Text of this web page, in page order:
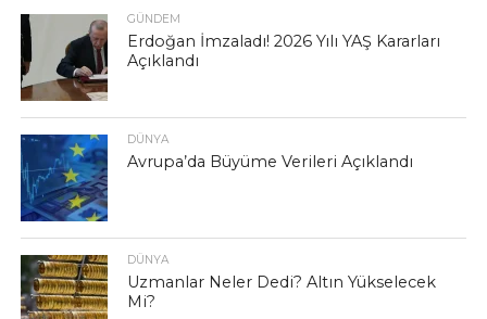
GÜNDEM
Erdoğan İmzaladı! 2026 Yılı YAŞ Kararları
Açıklandı
DÜNYA
Avrupa’da Büyüme Verileri Açıklandı
DÜNYA
Uzmanlar Neler Dedi? Altın Yükselecek
Mi?